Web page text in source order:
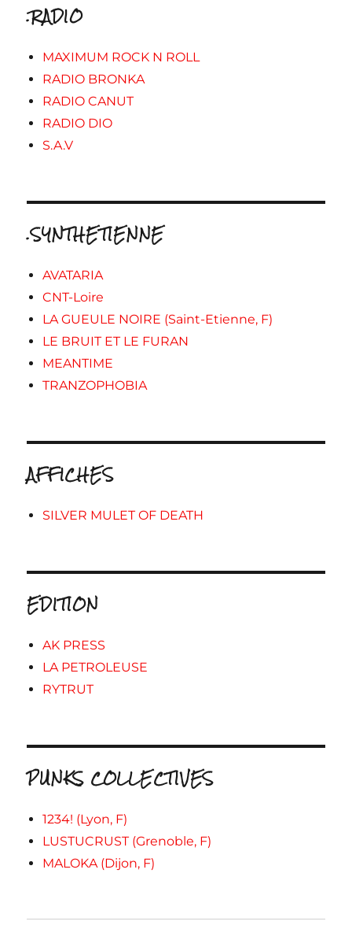
.RADIO
MAXIMUM ROCK N ROLL
RADIO BRONKA
RADIO CANUT
RADIO DIO
S.A.V
.SYNTHETIENNE
AVATARIA
CNT-Loire
LA GUEULE NOIRE (Saint-Etienne, F)
LE BRUIT ET LE FURAN
MEANTIME
TRANZOPHOBIA
AFFICHES
SILVER MULET OF DEATH
EDITION
AK PRESS
LA PETROLEUSE
RYTRUT
PUNKS COLLECTIVES
1234! (Lyon, F)
LUSTUCRUST (Grenoble, F)
MALOKA (Dijon, F)